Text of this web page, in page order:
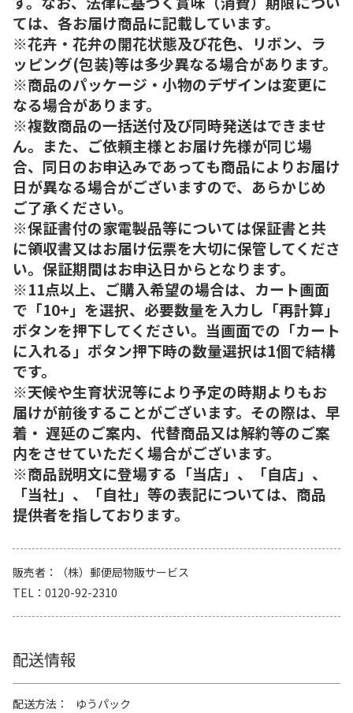
ては、各お届け商品に記載しています。
※花卉・花弁の開花状態及び花色、リボン、ラ
ッピング(包装)等は多少異なる場合があります。
※商品のパッケージ・小物のデザインは変更に
なる場合があります。
※複数商品の一括送付及び同時発送はできませ
ん。また、ご依頼主様とお届け先様が同じ場
合、同日のお申込みであっても商品によりお届け
日が異なる場合がございますので、あらかじめ
ご了承ください。
※保証書付の家電製品等については保証書と共
に領収書又はお届け伝票を大切に保管してくださ
い。保証期間はお申込日からとなります。
※11点以上、ご購入希望の場合は、カート画面
で「10+」を選択、必要数量を入力し「再計算」
ボタンを押下してください。当画面での「カート
に入れる」ボタン押下時の数量選択は1個で結構
です。
※天候や生育状況等により予定の時期よりもお
届けが前後することがございます。その際は、早
着・ 遅延のご案内、代替商品又は解約等のご案
内をさせていただく場合がございます。
※商品説明文に登場する「当店」、「自店」、
「当社」、「自社」等の表記については、商品
提供者を指しております。
販売者
（株）郵便局物販サービス
TEL
0120-92-2310
配送情報
配送方法
ゆうパック